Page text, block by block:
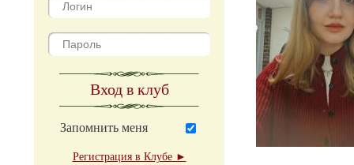
Вход в клуб
Запомнить меня
Регистрация в Клубе ►